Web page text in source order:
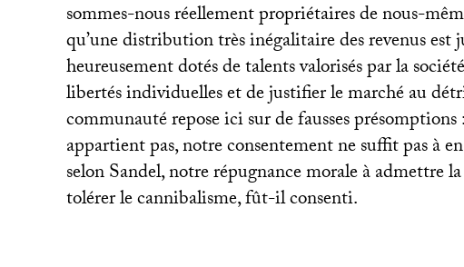
sommes-nous réellement propriétaires de nous-
qu’une distribution très inégalitaire des revenus est
heureusement dotés de talents valorisés par la société
libertés individuelles et de justifier le marché au
communauté repose ici sur de fausses
appartient pas, notre consentement ne suffit pas à
selon Sandel, notre répugnance morale à admettre
tolérer le cannibalisme, fût-il consenti.